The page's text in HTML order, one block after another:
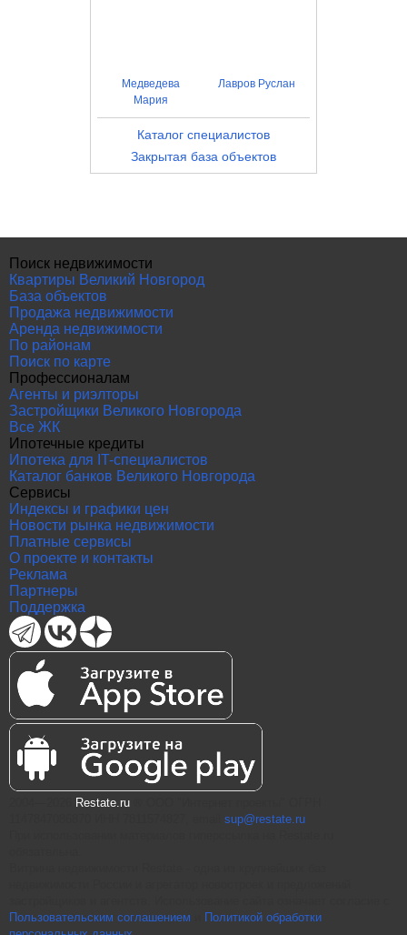
Медведева
Мария
Лавров Руслан
Каталог специалистов
Закрытая база объектов
Поиск недвижимости
Квартиры Великий Новгород
База объектов
Продажа недвижимости
Аренда недвижимости
По районам
Поиск по карте
Профессионалам
Агенты и риэлторы
Застройщики Великого Новгорода
Все ЖК
Ипотечные кредиты
Ипотека для IT-специалистов
Каталог банков Великого Новгорода
Сервисы
Индексы и графики цен
Новости рынка недвижимости
Платные сервисы
О проекте и контакты
Реклама
Партнеры
Поддержка
Restate.ru
sup@restate.ru
Пользовательским соглашением
Политикой обработки